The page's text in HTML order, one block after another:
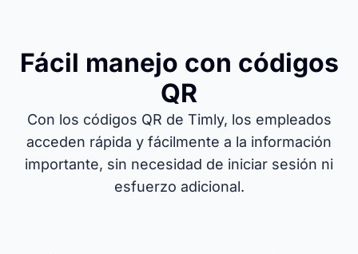
Fácil manejo con códigos
QR
Con los códigos QR de Timly, los empleados
acceden rápida y fácilmente a la información
importante, sin necesidad de iniciar sesión ni
esfuerzo adicional.